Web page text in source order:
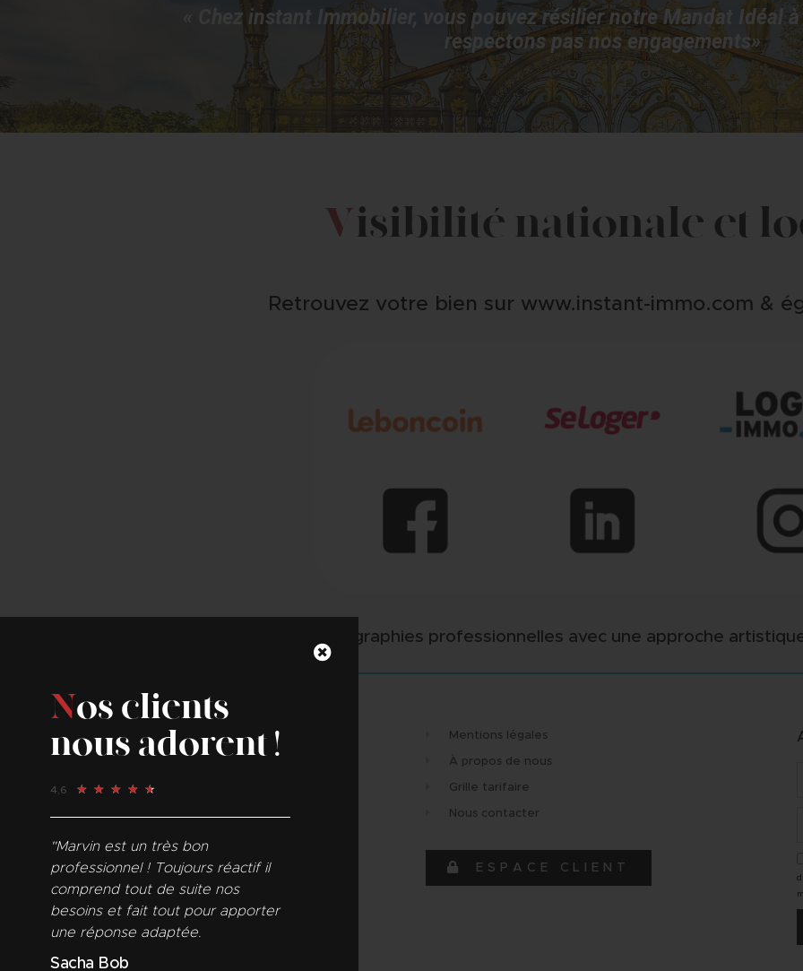
« Chez instant Immobilier, vous pouvez résilier notre Mandat Idéal
respectons pas nos engagements»​
Visibilité nationale et
Retrouvez votre bien sur www.instant-immo.com &
Votre bien bénéficie de photographies professionnelles avec une approche
Instant Immobilier, votre agence lyonnaise
Mentions légales
À propos de nous
Grille tarifaire
Nous contacter
ESPACE CLIENT
Nos clients
nous adorent !
4,6 ★ ★ ★ ★ ★
"Marvin est un très bon
professionnel ! Toujours réactif il
comprend tout de suite nos
besoins et fait tout pour apporter
une réponse adaptée.
Sacha Bob
professionnelle et réactive au
agence. Merci à Maud pour son
professionnalisme et sa réactivité !